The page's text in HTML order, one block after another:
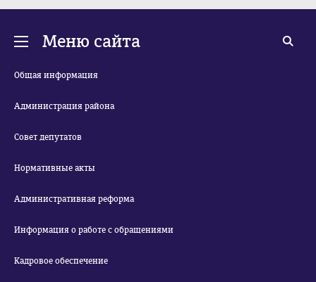
Меню сайта
Общая информация
Администрация района
Совет депутатов
Нормативные акты
Административная реформа
Информация о работе с обращениями
Кадровое обеспечение